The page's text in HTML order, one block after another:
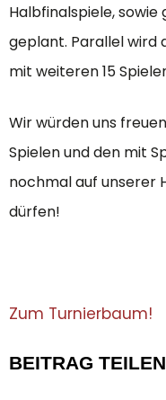
Halbfinalspiele, sowie
geplant. Parallel wird
mit weiteren 15
Wir würden uns
Spielen und den mit
nochmal auf unserer
dürfen!
Zum Turnierbaum!
BEITRAG TEILEN